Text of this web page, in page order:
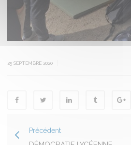
25 SEPTEMBRE 2020
Précédent